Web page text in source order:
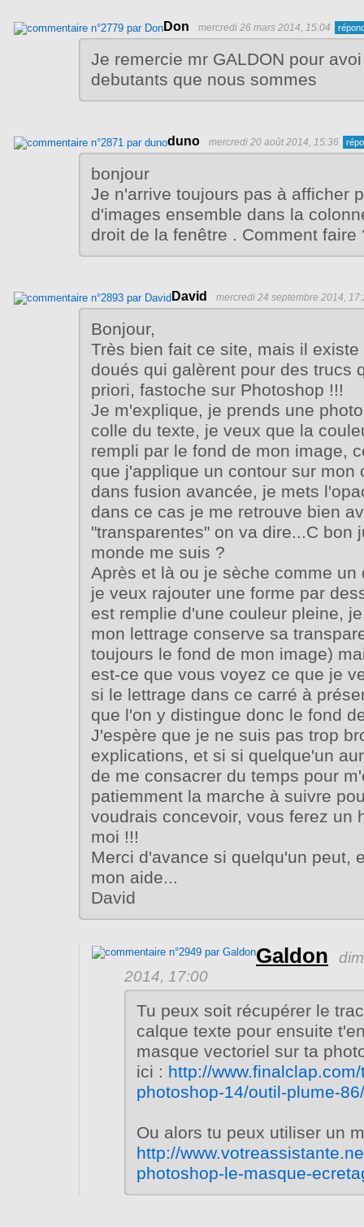
Don mercredi 26 mars 2014, 15:04
Je remercie mr GALDON pour
debutants que nous sommes
duno mercredi 20 août 2014, 15:36
bonjour
Je n'arrive toujours pas à afficher
d'images ensemble dans la
droit de la fenêtre . Comment faire
David mercredi 24 septembre 2014,
Bonjour,
Très bien fait ce site, mais il
doués qui galèrent pour des trucs
priori, fastoche sur Photoshop !!!
Je m'explique, je prends une
colle du texte, je veux que la
rempli par le fond de mon image,
que j'applique un contour sur mon
dans fusion avancée, je mets
dans ce cas je me retrouve bien
"transparentes" on va dire...C bon
monde me suis ?
Après et là ou je sèche comme un
je veux rajouter une forme par
est remplie d'une couleur pleine,
mon lettrage conserve sa
toujours le fond de mon image)
est-ce que vous voyez ce que je
si le lettrage dans ce carré à
que l'on y distingue donc le fond
J'espère que je ne suis pas trop
explications, et si si quelque'un
de me consacrer du temps pour
patiemment la marche à suivre
voudrais concevoir, vous ferez un
moi !!!
Merci d'avance si quelqu'un peut,
mon aide...
David
Galdon
2014, 17:00
Tu peux soit récupérer le
calque texte pour ensuite
masque vectoriel sur ta
ici : http://
photoshop-14/outil-plume-86/
Ou alors tu peux utiliser un
http://
photoshop-le-masque-